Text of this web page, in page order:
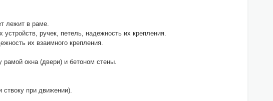
лежит в раме.
устройств, ручек, петель, надежность их крепления.
их взаимного крепления.
рамой окна (двери) и бетоном стены.
ствоку при движении).